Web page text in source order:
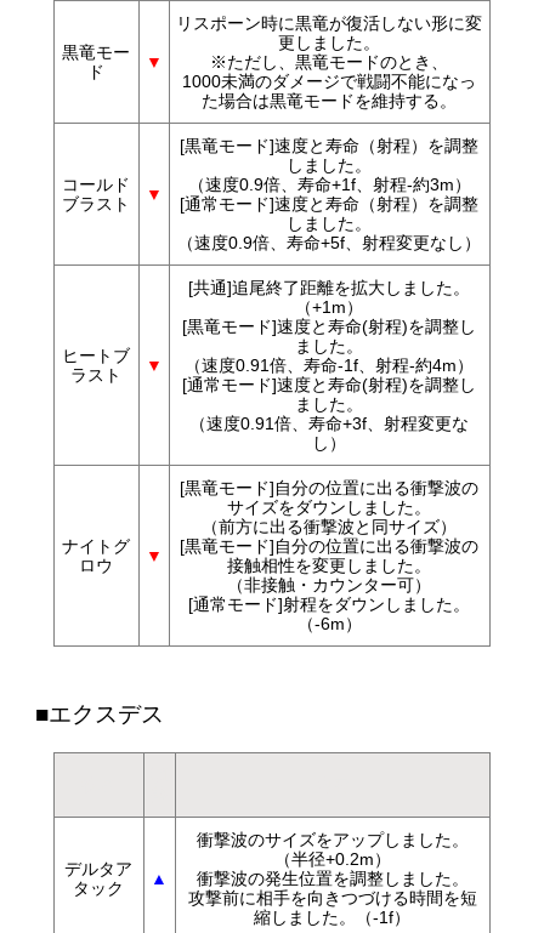
黒竜モー
ド
▼
リスポーン時に黒竜が復活しない形に変
更しました。
※ただし、黒竜モードのとき、
1000未満のダメージで戦闘不能になっ
た場合は黒竜モードを維持する。
コールド
ブラスト
▼
[黒竜モード]速度と寿命（射程）を調整
しました。
（速度0.9倍、寿命+1f、射程-約3m）
[通常モード]速度と寿命（射程）を調整
しました。
（速度0.9倍、寿命+5f、射程変更なし）
ヒートブ
ラスト
▼
[共通]追尾終了距離を拡大しました。
（+1m）
[黒竜モード]速度と寿命(射程)を調整し
ました。
（速度0.91倍、寿命-1f、射程-約4m）
[通常モード]速度と寿命(射程)を調整し
ました。
（速度0.91倍、寿命+3f、射程変更な
し）
ナイトグ
ロウ
▼
[黒竜モード]自分の位置に出る衝撃波の
サイズをダウンしました。
（前方に出る衝撃波と同サイズ）
[黒竜モード]自分の位置に出る衝撃波の
接触相性を変更しました。
（非接触・カウンター可）
[通常モード]射程をダウンしました。
（-6m）
■エクスデス
デルタア
タック
▲
衝撃波のサイズをアップしました。
（半径+0.2m）
衝撃波の発生位置を調整しました。
攻撃前に相手を向きつづける時間を短
縮しました。（-1f）